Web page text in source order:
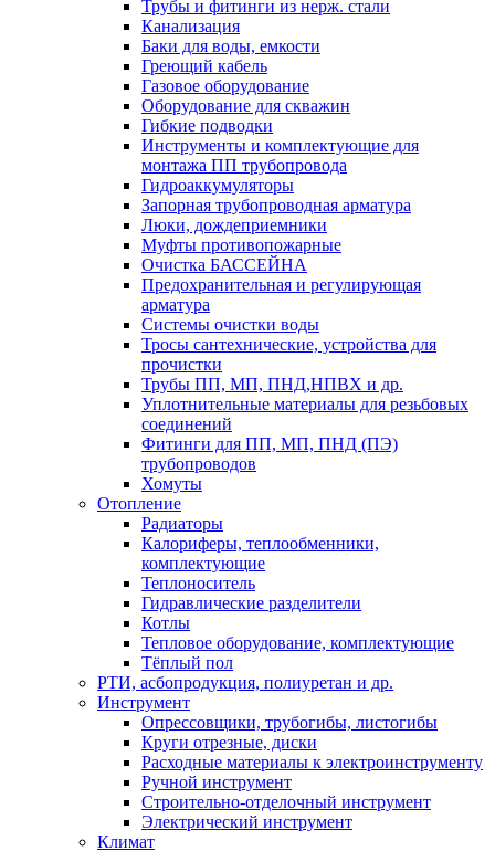
Трубы и фитинги из нерж. стали
Канализация
Баки для воды, емкости
Греющий кабель
Газовое оборудование
Оборудование для скважин
Гибкие подводки
Инструменты и комплектующие для
монтажа ПП трубопровода
Гидроаккумуляторы
Запорная трубопроводная арматура
Люки, дождеприемники
Муфты противопожарные
Очистка БАССЕЙНА
Предохранительная и регулирующая
арматура
Системы очистки воды
Тросы сантехнические, устройства для
прочистки
Трубы ПП, МП, ПНД,НПВХ и др.
Уплотнительные материалы для резьбовых
соединений
Фитинги для ПП, МП, ПНД (ПЭ)
трубопроводов
Хомуты
Отопление
Радиаторы
Калориферы, теплообменники,
комплектующие
Теплоноситель
Гидравлические разделители
Котлы
Тепловое оборудование, комплектующие
Тёплый пол
РТИ, асбопродукция, полиуретан и др.
Инструмент
Опрессовщики, трубогибы, листогибы
Круги отрезные, диски
Расходные материалы к электроинструменту
Ручной инструмент
Строительно-отделочный инструмент
Электрический инструмент
Климат